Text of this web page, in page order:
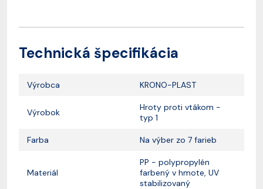
Technická špecifikácia
Výrobca KRONO-PLAST
Výrobok
Hroty proti vtákom -
typ 1
Farba Na výber zo 7 farieb
Materiál
PP - polypropylén
farbený v hmote, UV
stabilizovaný